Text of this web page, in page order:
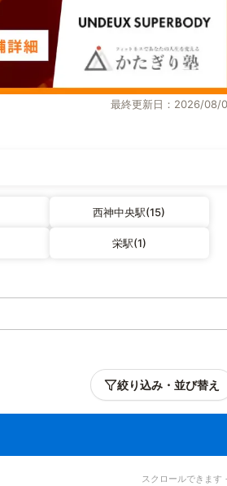
最終更新日：2026/08/
西神中央駅(15)
栄駅(1)
絞り込み・並び替え
スクロールできます